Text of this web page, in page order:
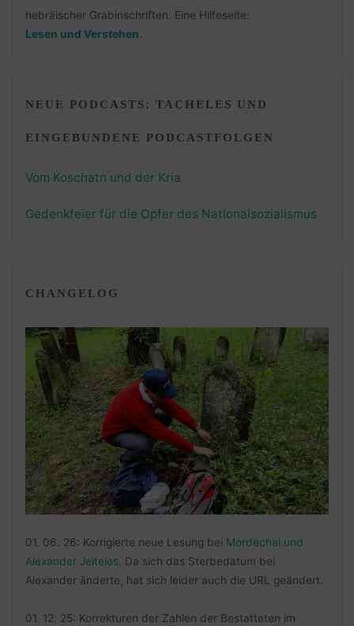
hebräischer Grabinschriften. Eine Hilfeseite:
Lesen und Verstehen.
NEUE PODCASTS: TACHELES UND
EINGEBUNDENE PODCASTFOLGEN
Vom Koschatn und der Kria
Gedenkfeier für die Opfer des Nationalsozialismus
CHANGELOG
01. 06. 26: Korrigierte neue Lesung bei Mordechai und
Alexander Jeiteles. Da sich das Sterbedatum bei
Alexander änderte, hat sich leider auch die URL geändert.
01. 12. 25: Korrekturen der Zahlen der Bestatteten im